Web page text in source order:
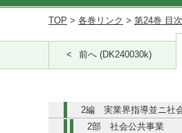
TOP > 各巻リンク > 第24巻 目次
前へ (DK240030k)
2編 実業界指導並ニ社
2部 社会公共事業